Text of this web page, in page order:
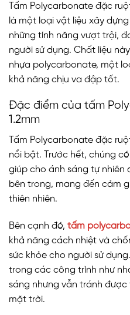
Tấm Polycarbonate đặc
là một loại vật liệu xây
những tính năng vượt trội,
người sử dụng. Chất liệu
nhựa polycarbonate, một
khả năng chịu va đập tốt.
Đặc điểm của tấm
1.2mm
Tấm Polycarbonate đặc
nổi bật. Trước hết, chúng
giúp cho ánh sáng tự nhiên
bên trong, mang đến cảm
thiên nhiên.
Bên cạnh đó, tấm
khả năng cách nhiệt và
sức khỏe cho người sử
trong các công trình như
sáng nhưng vẫn tránh
mặt trời.